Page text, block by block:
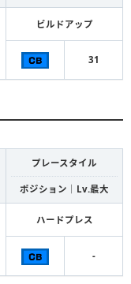
ビルドアップ
31
プレースタイル
ポジション｜Lv.最大
ハードプレス
-